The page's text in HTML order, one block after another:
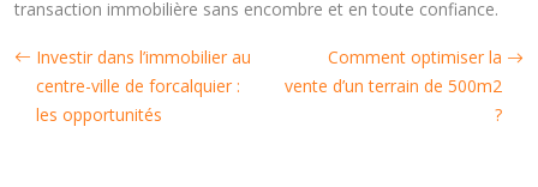
transaction immobilière sans encombre et en toute confiance.
Investir dans l’immobilier au
centre-ville de forcalquier :
les opportunités
Comment optimiser la
vente d’un terrain de 500m2
?